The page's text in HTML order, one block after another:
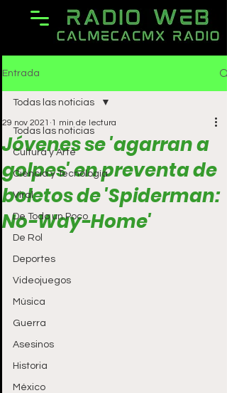
Entrada
Todas las noticias
Cultura y Arte
Ciencia y Tecnología
Viral
De Todo un Poco
De Rol
Deportes
Videojuegos
Música
Guerra
Asesinos
Historia
México
Todas las noticias
Jóvenes se 'agarran a
golpes' en preventa de
boletos de 'Spiderman:
No-Way-Home'
29 nov 2021 1 min de lectura